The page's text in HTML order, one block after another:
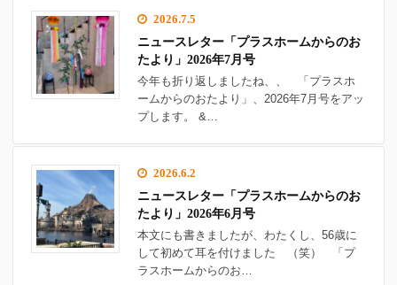
2026.7.5
ニュースレター「プラスホームからのお
たより」2026年7月号
今年も折り返しましたね、、 「プラスホ
ームからのおたより」、2026年7月号をアッ
プします。 &…
2026.6.2
ニュースレター「プラスホームからのお
たより」2026年6月号
本文にも書きましたが、わたくし、56歳に
して初めて耳を付けました （笑） 「プ
ラスホームからのお…